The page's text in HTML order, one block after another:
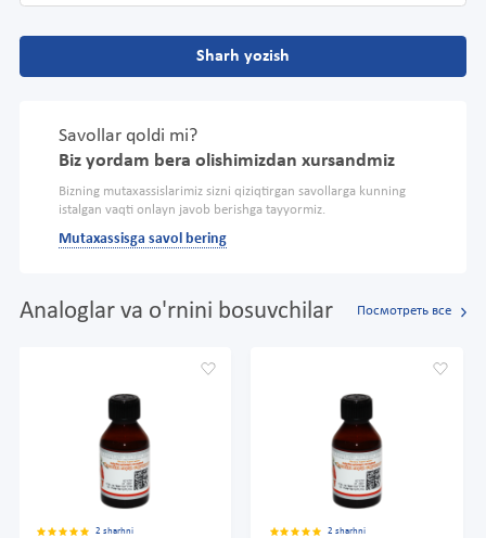
Sharh yozish
Savollar qoldi mi?
Biz yordam bera olishimizdan xursandmiz
Bizning mutaxassislarimiz sizni qiziqtirgan savollarga kunning
istalgan vaqti onlayn javob berishga tayyormiz.
Mutaxassisga savol bering
Analoglar va o'rnini bosuvchilar Посмотреть все
2 sharhni 2 sharhni